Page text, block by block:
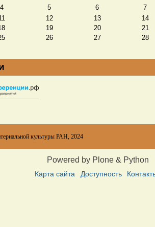
4 5 6
7
12 13
14
19 20
21
26 27
28
культуры РАН, 2024
Powered by Plone & Python
Карта сайта Доступность